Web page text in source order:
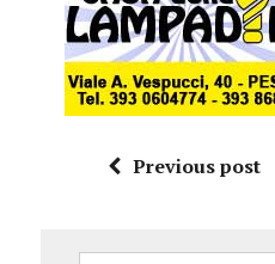
Previous post